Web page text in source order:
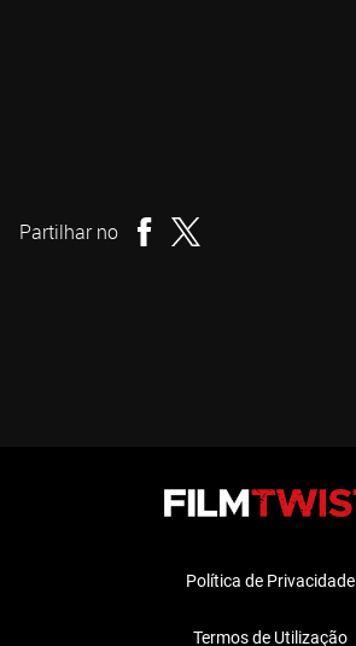
Partilhar no
Política de Privacidade
Termos de Utilização